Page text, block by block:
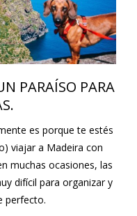
PARAÍSO PARA
es porque te estés
viajar a Madeira con
muchas ocasiones, las
difícil para organizar y
perfecto.